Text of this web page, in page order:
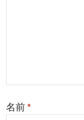
名前*